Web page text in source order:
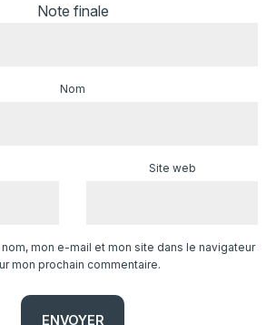
Note finale
Nom
Site web
mon e-mail et mon site dans le navigateur
mon prochain commentaire.